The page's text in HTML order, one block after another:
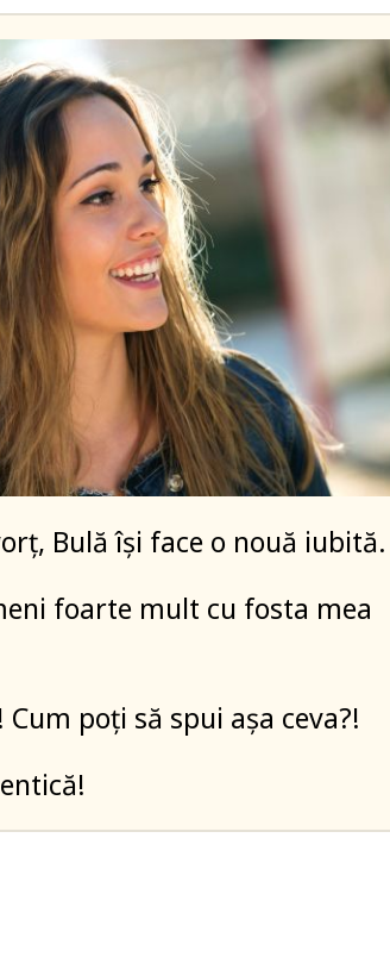
Bulă își face o nouă iubită.
foarte mult cu fosta mea
poți să spui așa ceva?!